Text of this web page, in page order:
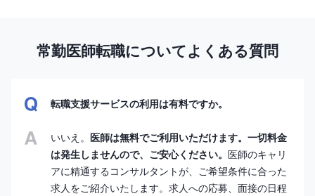
常勤医師転職についてよくある質問
転職支援サービスの利用は有料ですか。
いいえ。 医師は無料でご利用いただけます。一切料金
は発生しませんので、ご安心ください。 医師のキャリ
アに精通するコンサルタントが、ご希望条件に合った
求人をご紹介いたします。求人への応募、面接の日程